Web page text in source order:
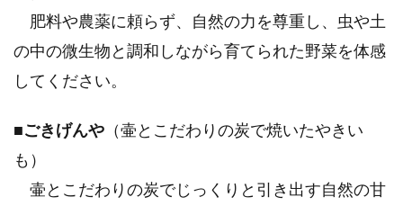
肥料や農薬に頼らず、自然の力を尊重し、虫や土
の中の微生物と調和しながら育てられた野菜を体感
してください。
■ごきげんや （壷とこだわりの炭で焼いたやきい
も）
壷とこだわりの炭でじっくりと引き出す自然の甘